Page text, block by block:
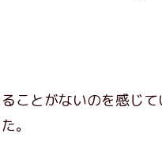
とがないのを感じて
。